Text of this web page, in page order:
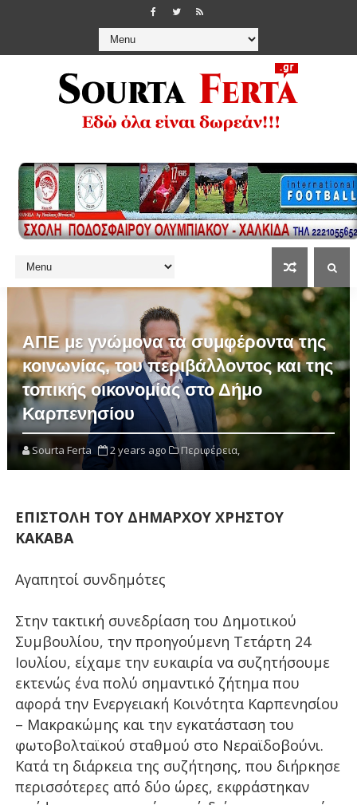
ΑΠΕ με γνώμονα τα συμφέροντα της
κοινωνίας, του περιβάλλοντος και της
τοπικής οικονομίας στο Δήμο
Καρπενησίου
Sourta Ferta 2 years ago Περιφέρεια,
ΕΠΙΣΤΟΛΗ ΤΟΥ ΔΗΜΑΡΧΟΥ ΧΡΗΣΤΟΥ
ΚΑΚΑΒΑ
Αγαπητοί συνδημότες
Στην τακτική συνεδρίαση του Δημοτικού
Συμβουλίου, την προηγούμενη Τετάρτη 24
Ιουλίου, είχαμε την ευκαιρία να συζητήσουμε
εκτενώς ένα πολύ σημαντικό ζήτημα που
αφορά την Ενεργειακή Κοινότητα Καρπενησίου
– Μακρακώμης και την εγκατάσταση του
φωτοβολταϊκού σταθμού στο Νεραϊδοβούνι.
Κατά τη διάρκεια της συζήτησης, που διήρκησε
περισσότερες από δύο ώρες, εκφράστηκαν